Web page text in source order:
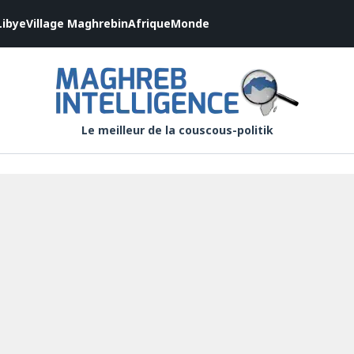
Village MaghrebinAfriqueMonde
Le meilleur de la couscous-politik